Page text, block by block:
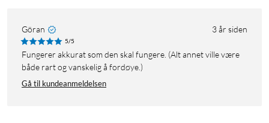
Göran 3 år siden
5/5
Fungerer akkurat som den skal fungere. (Alt annet ville være
både rart og vanskelig å fordøye.)
Gå til kundeanmeldelsen